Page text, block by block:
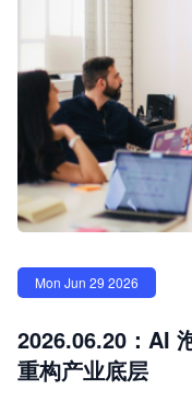
Mon Jun 29 2026
2026.06.20：AI
重构产业底层